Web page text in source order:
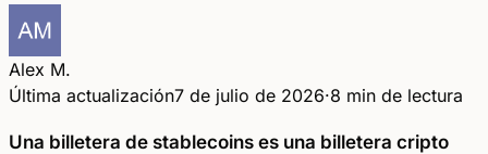
Alex M.
Última actualización7 de julio de 2026·8 min de lectura
Una billetera de stablecoins es una billetera cripto